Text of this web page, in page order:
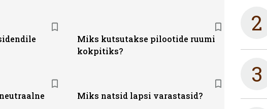
Miks kutsutakse pilootide ruumi
kokpitiks?
Miks natsid lapsi varastasid?
2
3